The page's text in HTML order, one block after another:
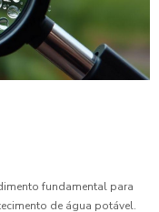
fundamental para
de água potável.